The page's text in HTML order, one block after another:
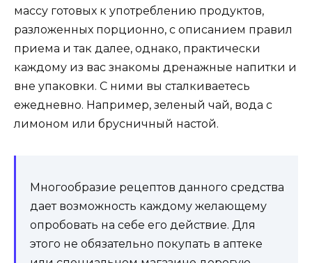
массу готовых к употреблению продуктов,
разложенных порционно, с описанием правил
приема и так далее, однако, практически
каждому из вас знакомы дренажные напитки и
вне упаковки. С ними вы сталкиваетесь
ежедневно. Например, зеленый чай, вода с
лимоном или брусничный настой.
Многообразие рецептов данного средства
дает возможность каждому желающему
опробовать на себе его действие. Для
этого не обязательно покупать в аптеке